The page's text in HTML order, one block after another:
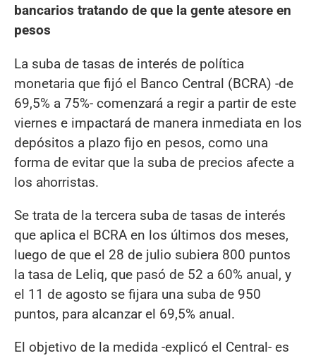
bancarios tratando de que la gente atesore en
pesos
La suba de tasas de interés de política
monetaria que fijó el Banco Central (BCRA) -de
69,5% a 75%- comenzará a regir a partir de este
viernes e impactará de manera inmediata en los
depósitos a plazo fijo en pesos, como una
forma de evitar que la suba de precios afecte a
los ahorristas.
Se trata de la tercera suba de tasas de interés
que aplica el BCRA en los últimos dos meses,
luego de que el 28 de julio subiera 800 puntos
la tasa de Leliq, que pasó de 52 a 60% anual, y
el 11 de agosto se fijara una suba de 950
puntos, para alcanzar el 69,5% anual.
El objetivo de la medida -explicó el Central- es